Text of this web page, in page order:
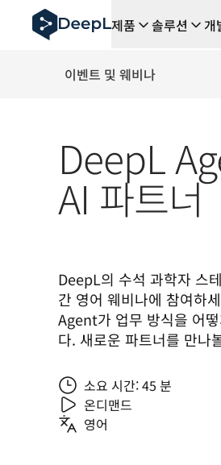
AI 에이전트용 DeepL
DeepL Translation Flow: 주요 사
How we brought Swiss German
Translation Flow를 만나보세요:
고품질 텍스트 번역에서 실시간 음
Building an instantly
제품 솔루션 개
이벤트 및 웨비나
DeepL
AI 파트너
DeepL의 수석 과학자 스
간 영어 웨비나에 참여하
Agent가 업무 방식을 어
다. 새로운 파트너를 만나
소요 시간: 45 분
온디맨드
영어